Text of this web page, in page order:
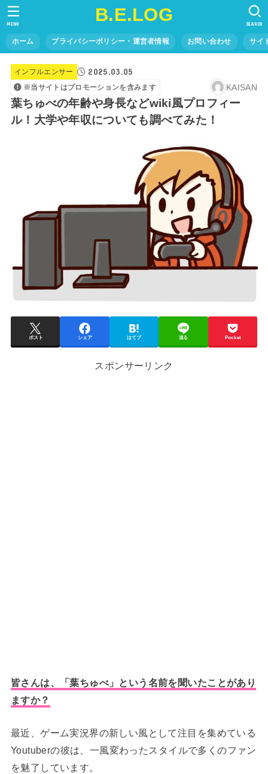
B.E.LOG
ホーム プライバシーポリシー・運営者情報 お問い合わせ サイ
SEARCH
MENU
インフルエンサー 2025.03.05
※当サイトはプロモーションを含みます KAISAN
葉ちゅべの年齢や身長などwiki風プロフィー
ル！大学や年収についても調べてみた！
ポスト シェア はてブ 送る Pocket
スポンサーリンク
皆さんは、「葉ちゅべ」という名前を聞いたことがあり
ますか？
最近、ゲーム実況界の新しい風として注目を集めている
Youtuberの彼は、一風変わったスタイルで多くのファン
を魅了しています。